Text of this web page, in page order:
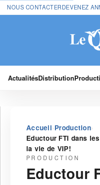
NOUS CONTACTERDEVENEZ
ActualitésDistribution
Accueil›Production›
Eductour FTI dans
la vie de VIP!
PRODUCTION
Eductour